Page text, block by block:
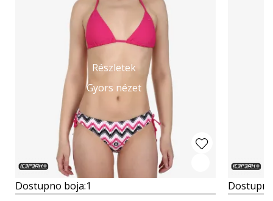
Részletek
Gyors nézet
Dostupno boja:1